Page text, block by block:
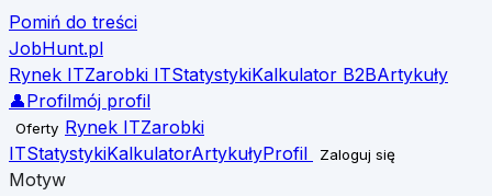
Pomiń do treści
JobHunt.pl
Rynek ITZarobki ITStatystykiKalkulator B2BArtykuły
👤Profilmój profil
Oferty Rynek ITZarobki
ITStatystykiKalkulatorArtykułyProfil Zaloguj się
Motyw